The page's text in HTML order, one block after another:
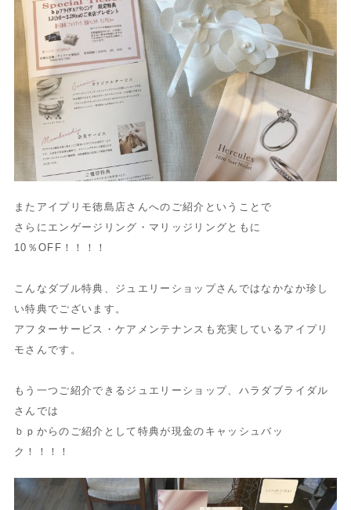
またアイプリモ徳島店さんへのご紹介ということで
さらにエンゲージリング・マリッジリングともに
10％OFF！！！！
こんなダブル特典、ジュエリーショップさんではなかなか珍し
い特典でございます。
アフターサービス・ケアメンテナンスも充実しているアイプリ
モさんです。
もう一つご紹介できるジュエリーショップ、ハラダブライダル
さんでは
ｂｐからのご紹介として特典が現金のキャッシュバッ
ク！！！！